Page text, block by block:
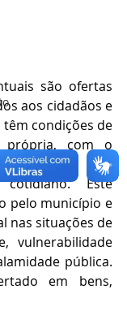
são ofertas
aos cidadãos e
condições de
com o
situações que
Este
pelo município e
nas situações de
vulnerabilidade
pública.
em bens,